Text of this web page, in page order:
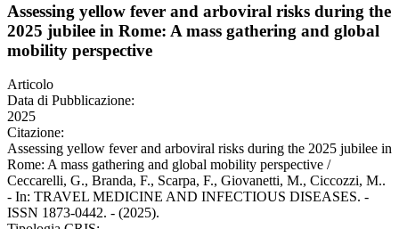
Assessing yellow fever and arboviral risks during the
2025 jubilee in Rome: A mass gathering and global
mobility perspective
Articolo
Data di Pubblicazione:
2025
Citazione:
Assessing yellow fever and arboviral risks during the 2025 jubilee in
Rome: A mass gathering and global mobility perspective /
Ceccarelli, G., Branda, F., Scarpa, F., Giovanetti, M., Ciccozzi, M..
- In: TRAVEL MEDICINE AND INFECTIOUS DISEASES. -
ISSN 1873-0442. - (2025).